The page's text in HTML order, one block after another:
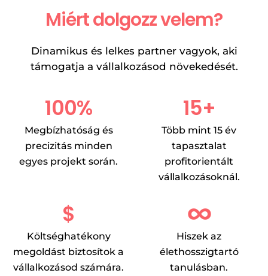
Miért dolgozz velem?
Dinamikus és lelkes partner vagyok, aki
támogatja a vállalkozásod növekedését.
100%
Megbízhatóság és
precizitás minden
egyes projekt során.
15+
Több mint 15 év
tapasztalat
profitorientált
vállalkozásoknál.
$
Költséghatékony
megoldást biztosítok a
vállalkozásod számára.
∞
Hiszek az
élethosszigtartó
tanulásban.